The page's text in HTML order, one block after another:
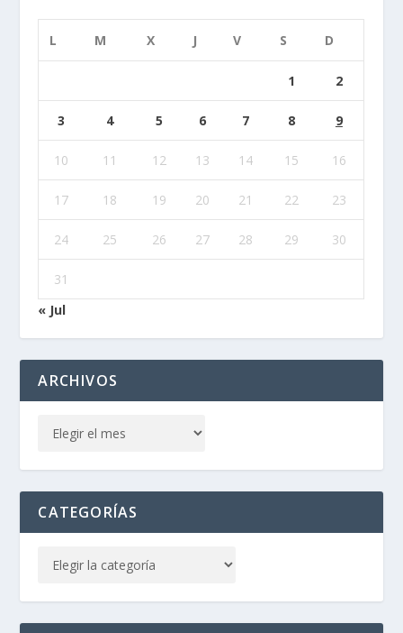
L M X J V S D
1 2
3 4 5 6 7 8 9
10 11 12 13 14 15 16
17 18 19 20 21 22 23
24 25 26 27 28 29 30
31
« Jul
ARCHIVOS
CATEGORÍAS